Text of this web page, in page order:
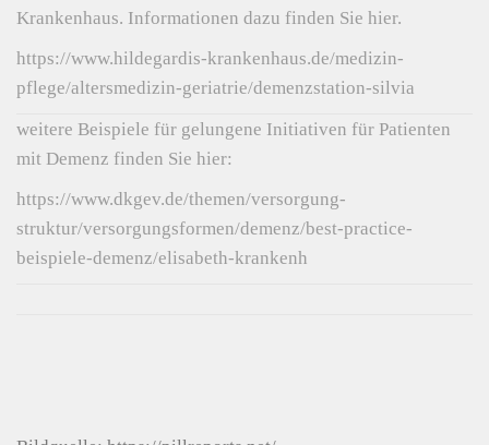
Krankenhaus. Informationen dazu finden Sie hier.
https://www.hildegardis-krankenhaus.de/medizin-
pflege/altersmedizin-geriatrie/demenzstation-silvia
weitere Beispiele für gelungene Initiativen für Patienten
mit Demenz finden Sie hier:
https://www.dkgev.de/themen/versorgung-
struktur/versorgungsformen/demenz/best-practice-
beispiele-demenz/elisabeth-krankenh